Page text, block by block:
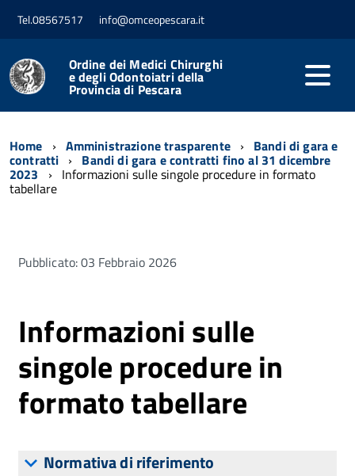
Tel.08567517 info@omceopescara.it
Ordine dei Medici Chirurghi
e degli Odontoiatri della
Provincia di Pescara
Home Amministrazione trasparente Bandi di gara e
contratti Bandi di gara e contratti fino al 31 dicembre
2023 Informazioni sulle singole procedure in formato
tabellare
Pubblicato: 03 Febbraio 2026
Informazioni sulle
singole procedure in
formato tabellare
Normativa di riferimento